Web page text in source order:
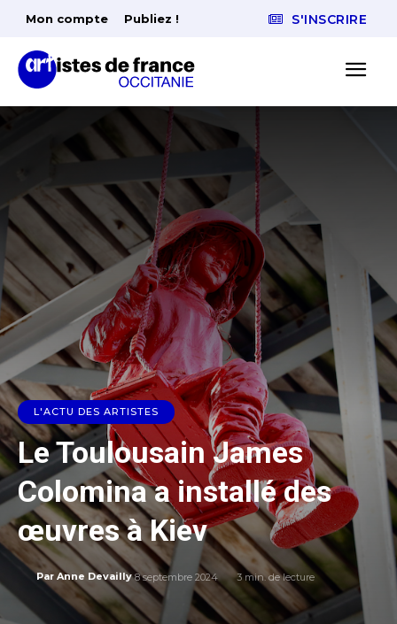
Mon compte Publiez ! S'INSCRIRE
L'ACTU DES ARTISTES
Le Toulousain James
Colomina a installé des
œuvres à Kiev
Par Anne Devailly 8 septembre 2024 3 min. de lecture